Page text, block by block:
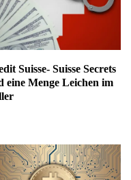
Suisse- Suisse Secrets
eine Menge Leichen im